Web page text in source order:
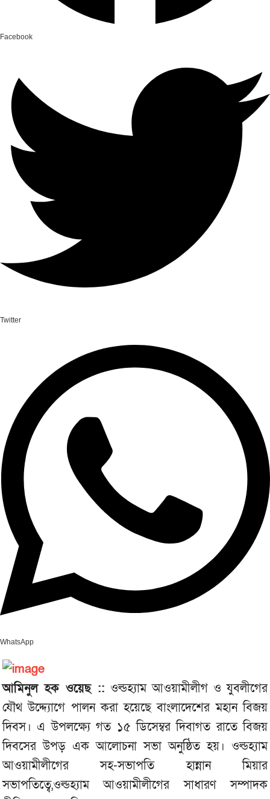
Facebook
Twitter
WhatsApp
আমিনুল হক ওয়েছ :: ওল্ডহ্যাম আওয়ামীলীগ ও যুবলীগের
যৌথ উদ্দ্যোগে পালন করা হয়েছে বাংলাদেশের মহান বিজয়
দিবস। এ উপলক্ষ্যে গত ১৫ ডিসেম্বর দিবাগত রাতে বিজয়
দিবসের উপড় এক আলোচনা সভা অনুষ্ঠিত হয়। ওল্ডহ্যাম
আওয়ামীলীগের সহ-সভাপতি হান্নান মিয়ার
সভাপতিত্বে,ওল্ডহ্যাম আওয়ামীলীগের সাধারণ সম্পাদক